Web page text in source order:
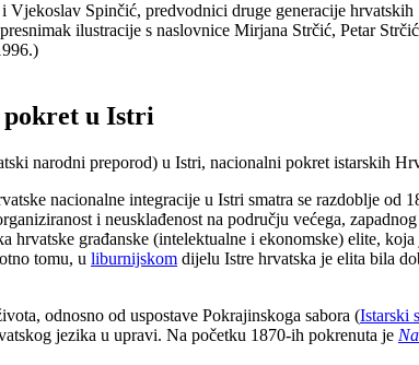
Spinčić, predvodnici druge generacije hrvatskih
ilustracije s naslovnice Mirjana Strčić, Petar
u Istri
narodni preporod) u Istri, nacionalni pokret istarskih
nacionalne integracije u Istri smatra se razdoblje
i neusklađenost na području većega,
hrvatske građanske (intelektualne i ekonomske) elite,
tomu, u liburnijskom dijelu Istre hrvatska je elita bila
odnosno od uspostave Pokrajinskoga sabora (Istarski
jezika u upravi. Na početku 1870-ih pokrenuta je